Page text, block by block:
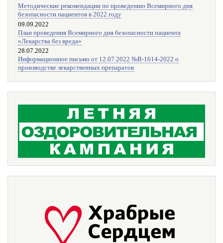
Методические рекомендации по проведению Всемирного дня
безопасности пациентов в 2022 году
09.09.2022
План проведения Всемирного дня безопасности пациента
«Лекарства без вреда»
28.07.2022
Информационное письмо от 12.07.2022 №В-1614-2022 о
производстве лекарственных препаратов